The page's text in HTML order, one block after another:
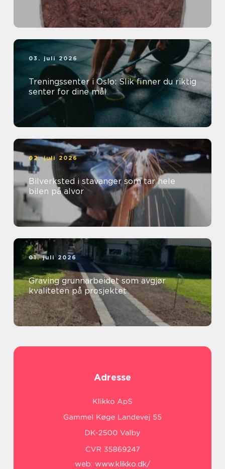
03. juli 2026
Treningssenter i Oslo: Slik finner du riktig
senter for dine mål
02. juli 2026
Bilverksted i stavanger som tar hele
bilen på alvor
01. juli 2026
Graving grunnarbeidet som avgjør
kvaliteten på prosjektet
Adresse
web: www.klikko.dk/